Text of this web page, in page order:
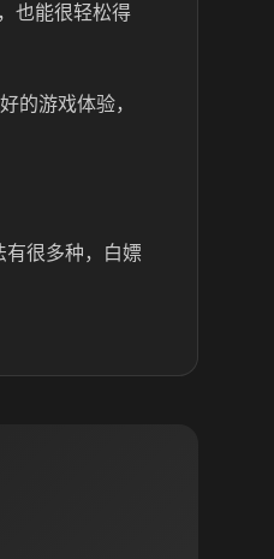
也能很轻松得
的游戏体验，
很多种，白嫖